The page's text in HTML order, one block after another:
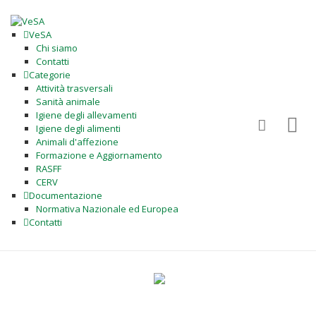
VeSA
Chi siamo
Contatti
Categorie
Attività trasversali
Sanità animale
Igiene degli allevamenti
Igiene degli alimenti
Animali d'affezione
Formazione e Aggiornamento
RASFF
CERV
Documentazione
Normativa Nazionale ed Europea
Contatti